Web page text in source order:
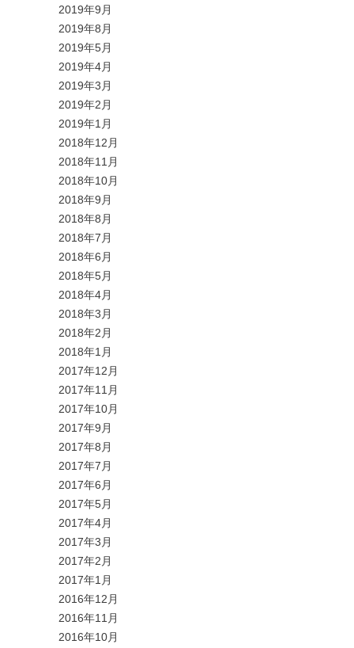
2019年9月
2019年8月
2019年5月
2019年4月
2019年3月
2019年2月
2019年1月
2018年12月
2018年11月
2018年10月
2018年9月
2018年8月
2018年7月
2018年6月
2018年5月
2018年4月
2018年3月
2018年2月
2018年1月
2017年12月
2017年11月
2017年10月
2017年9月
2017年8月
2017年7月
2017年6月
2017年5月
2017年4月
2017年3月
2017年2月
2017年1月
2016年12月
2016年11月
2016年10月